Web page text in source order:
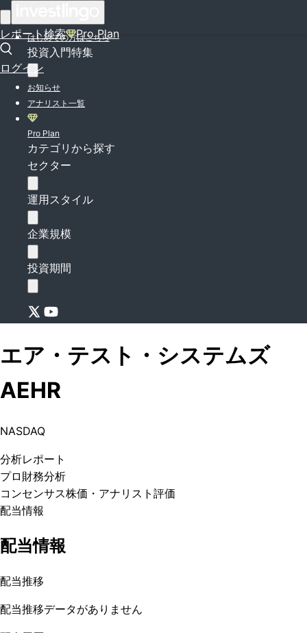
レポート検索 Pro Plan
ログイン
はじめての方はこちら
投資入門特集
お知らせ
アナリスト一覧
Pro Plan
カテゴリから探す
セクター
運用スタイル
企業規模
投資期間
エア・テスト・システムズ
AEHR
NASDAQ
分析レポート
プロ 財務分析
コンセンサス株価 ・アナリスト評価
配当情報
配当情報
配当推移
配当推移データがありません